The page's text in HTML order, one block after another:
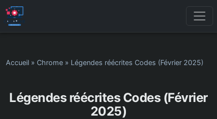
Accueil » Chrome » Légendes réécrites Codes (Février 2025)
Légendes réécrites Codes (Février
2025)